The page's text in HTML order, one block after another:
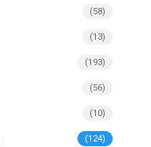
(58)
(13)
(193)
(56)
(10)
(124)